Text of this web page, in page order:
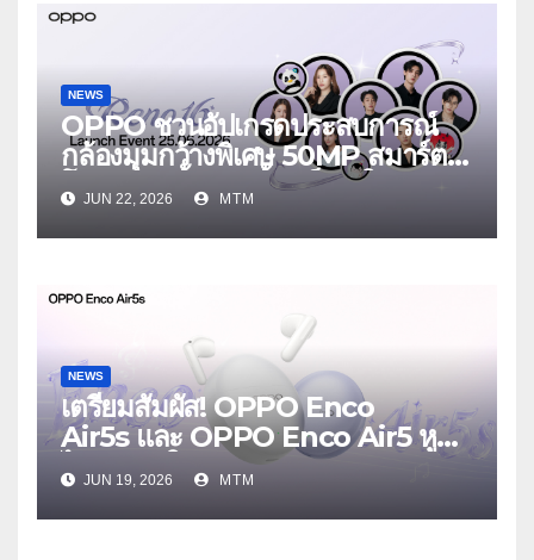
NEWS
OPPO ชวนอัปเกรดประสบการณ์
กล้องมุมกว้างพิเศษ 50MP สมาร์ต
โฟนเพื่อนซี้ เทรนดี้ทุกช็อต ใน
งาน OPPO Reno16 Series 5G
Launch Event 25 มิถุนายนนี้
JUN 22, 2026 MTM
NEWS
เตรียมสัมผัส! OPPO Enco
Air5s และ OPPO Enco Air5 หูฟัง
ไร้สายรุ่นใหม่ล่าสุด มาพร้อมระบบ
ตัดเสียงรบกวน เบาสบายเหมือนไม่ได้
ใส่
JUN 19, 2026 MTM